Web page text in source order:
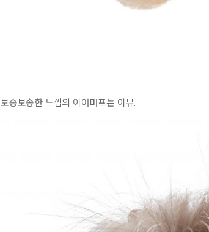
보송보송한 느낌의 이어머프는 이뮤.